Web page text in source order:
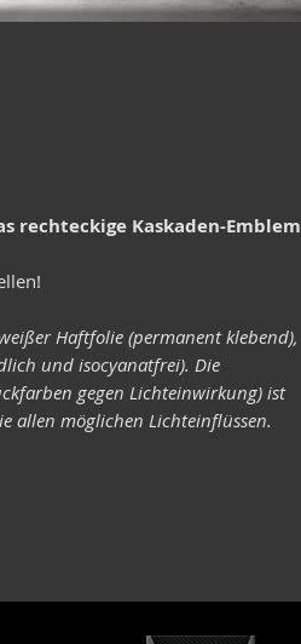
rechteckige Kaskaden-Emblem
Haftfolie (permanent klebend),
und isocyanatfrei). Die
gegen Lichteinwirkung) ist
allen möglichen Lichteinflüssen.